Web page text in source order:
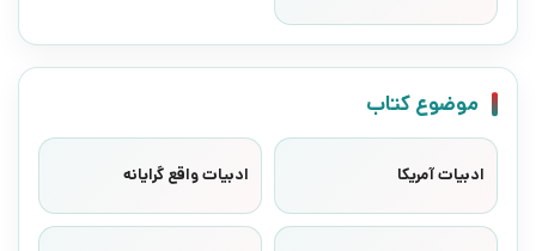
موضوع کتاب
ادبیات آمریکا ادبیات واقع گرایانه